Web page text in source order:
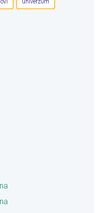
univerzum